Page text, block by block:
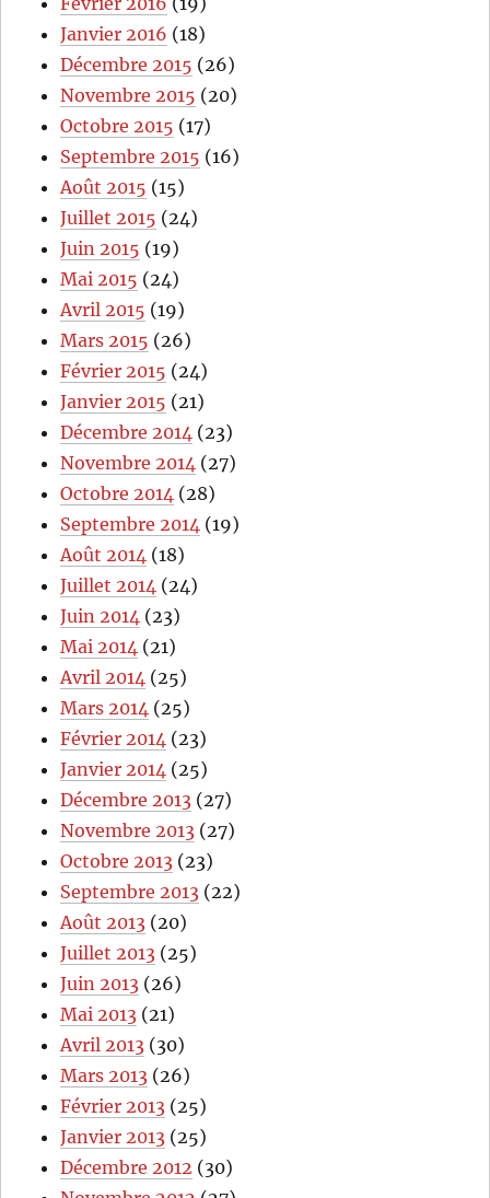
Janvier 2016 (18)
Décembre 2015 (26)
Novembre 2015 (20)
Octobre 2015 (17)
Septembre 2015 (16)
Août 2015 (15)
Juillet 2015 (24)
Juin 2015 (19)
Mai 2015 (24)
Avril 2015 (19)
Mars 2015 (26)
Février 2015 (24)
Janvier 2015 (21)
Décembre 2014 (23)
Novembre 2014 (27)
Octobre 2014 (28)
Septembre 2014 (19)
Août 2014 (18)
Juillet 2014 (24)
Juin 2014 (23)
Mai 2014 (21)
Avril 2014 (25)
Mars 2014 (25)
Février 2014 (23)
Janvier 2014 (25)
Décembre 2013 (27)
Novembre 2013 (27)
Octobre 2013 (23)
Septembre 2013 (22)
Août 2013 (20)
Juillet 2013 (25)
Juin 2013 (26)
Mai 2013 (21)
Avril 2013 (30)
Mars 2013 (26)
Février 2013 (25)
Janvier 2013 (25)
Décembre 2012 (30)